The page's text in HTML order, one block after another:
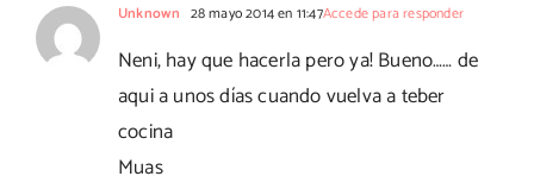
Unknown 28 mayo 2014 en 11:47Accede para responder
Neni, hay que hacerla pero ya! Bueno…… de
aqui a unos días cuando vuelva a teber
cocina
Muas